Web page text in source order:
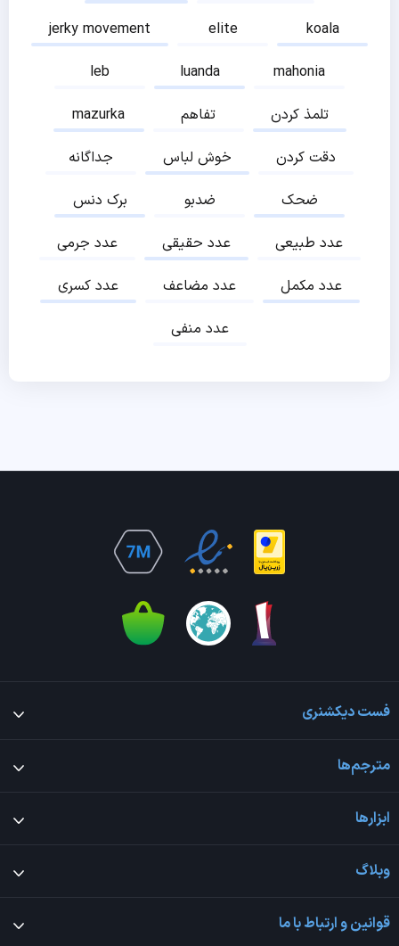
jerky movement
elite
koala
leb
luanda
mahonia
mazurka
تفاهم
تلمذ کردن
جداگانه
خوش لباس
دقت کردن
برک دنس
ضدبو
ضحک
عدد جرمی
عدد حقیقی
عدد طبیعی
عدد کسری
عدد مضاعف
عدد مکمل
عدد منفی
فست دیکشنری
مترجم‌ها
ابزارها
وبلاگ
قوانین و ارتباط با ما